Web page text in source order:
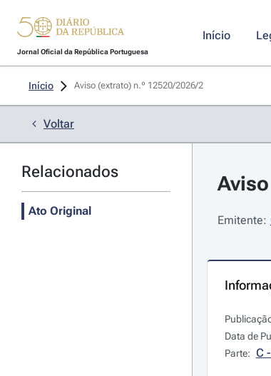
Jornal Oficial da República Portuguesa
Início
Início Aviso (extrato) n.º 12520/2026/2
Voltar
Relacionados
Ato Original
Emitente:
Data de
Parte: C